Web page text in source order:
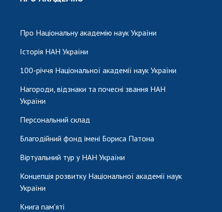
АКАДЕМІЯ КОМЕНТУЄ
КОНТАКТИ
ПРОФСПІЛКА НАН УКРАЇНИ
Про Національну академію наук України
Історія НАН України
100-річчя Національної академії наук України
Нагороди, відзнаки та почесні звання НАН
України
Персональний склад
Благодійний фонд імені Бориса Патона
Віртуальний тур у НАН України
Концепція розвитку Національної академії наук
України
Книга пам'яті